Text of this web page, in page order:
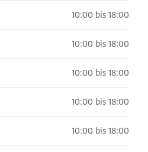
10:00 bis 18:00
10:00 bis 18:00
10:00 bis 18:00
10:00 bis 18:00
10:00 bis 18:00